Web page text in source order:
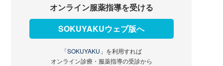
オンライン服薬指導を受ける
SOKUYAKUウェブ版へ
「SOKUYAKU」 を利用すれば
オンライン診療・服薬指導の受診から